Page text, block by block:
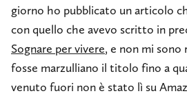
giorno ho pubblicato un articolo
con quello che avevo scritto in
Sognare per vivere, e non mi
fosse marzulliano il titolo fino a
venuto fuori non è stato lì su